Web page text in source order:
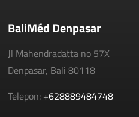
BaliMéd Denpasar
Jl Mahendradatta no 57X
Denpasar, Bali 80118
Telepon: +628889484748